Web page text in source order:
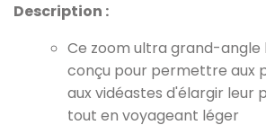
Description :
Ce zoom ultra grand-angle
conçu pour permettre aux
aux vidéastes d'élargir leur
tout en voyageant léger